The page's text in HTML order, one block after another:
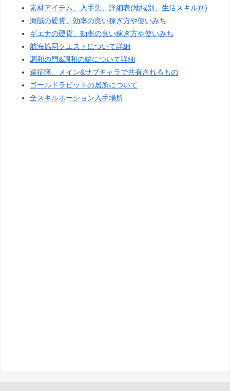
素材アイテム、入手先、詳細表(地域別、生活スキル別)
海賊の硬貨、効率の良い稼ぎ方や使いみち
ギエナの硬貨、効率の良い稼ぎ方や使いみち
航海協同クエストについて詳細
調和の門&調和の鍵について詳細
遠征隊、メイン&サブキャラで共有されるもの
ゴールドラビットの居所について
全スキルポーション入手場所